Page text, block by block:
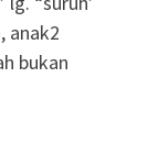
anak2
bukan